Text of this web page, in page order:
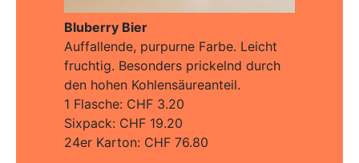
Bluberry Bier
Auffallende, purpurne Farbe. Leicht
fruchtig. Besonders prickelnd durch
den hohen Kohlensäureanteil.
1 Flasche: CHF 3.20
Sixpack: CHF 19.20
24er Karton: CHF 76.80